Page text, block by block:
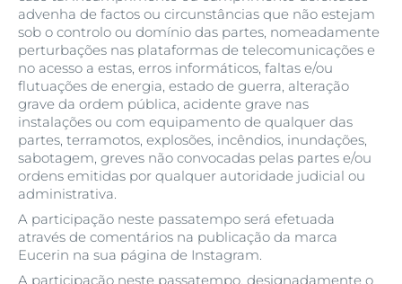
advenha de factos ou circunstâncias que não estejam
sob o controlo ou domínio das partes, nomeadamente
perturbações nas plataformas de telecomunicações e
no acesso a estas, erros informáticos, faltas e/ou
flutuações de energia, estado de guerra, alteração
grave da ordem pública, acidente grave nas
instalações ou com equipamento de qualquer das
partes, terramotos, explosões, incêndios, inundações,
sabotagem, greves não convocadas pelas partes e/ou
ordens emitidas por qualquer autoridade judicial ou
administrativa.
A participação neste passatempo será efetuada
através de comentários na publicação da marca
Eucerin na sua página de Instagram.
A participação neste passatempo, designadamente o